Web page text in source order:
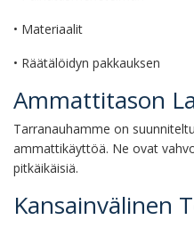
• Materiaalit
• Räätälöidyn pakkauksen
Ammattitason
Tarranauhamme on
ammattikäyttöä. Ne ovat
pitkäikäisiä.
Kansainvälinen